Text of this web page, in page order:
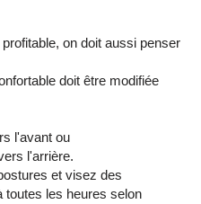
on doit aussi penser
doit être modifiée
l'avant ou
l'arrière.
et visez des
toutes les heures selon